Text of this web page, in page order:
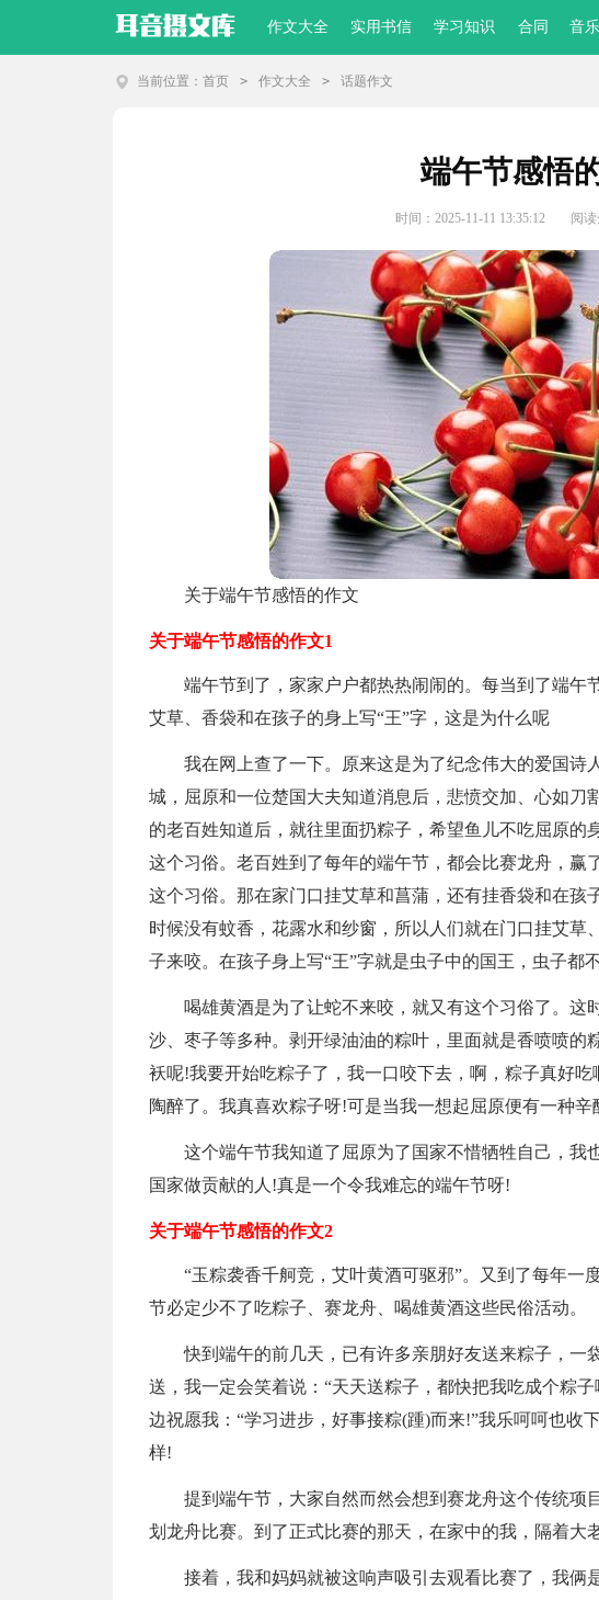
作文大全 实用书信 学习知识 合同 音
当前位置： 首页 > 作文大全 > 话题作文
端午节感悟
时间：2025-11-11 13:35:12 阅
关于端午节感悟的作文
关于端午节感悟的作文1
端午节到了，家家户户都热热闹闹的。每当到了端午
艾草、香袋和在孩子的身上写“王”字，这是为什么呢
我在网上查了一下。原来这是为了纪念伟大的爱国诗
城，屈原和一位楚国大夫知道消息后，悲愤交加、心如刀
的老百姓知道后，就往里面扔粽子，希望鱼儿不吃屈原的
这个习俗。老百姓到了每年的端午节，都会比赛龙舟，赢
这个习俗。那在家门口挂艾草和菖蒲，还有挂香袋和在孩
时候没有蚊香，花露水和纱窗，所以人们就在门口挂艾草
子来咬。在孩子身上写“王”字就是虫子中的国王，虫子都
喝雄黄酒是为了让蛇不来咬，就又有这个习俗了。这
沙、枣子等多种。剥开绿油油的粽叶，里面就是香喷喷的
袄呢!我要开始吃粽子了，我一口咬下去，啊，粽子真好
陶醉了。我真喜欢粽子呀!可是当我一想起屈原便有一种辛
这个端午节我知道了屈原为了国家不惜牺牲自己，我
国家做贡献的人!真是一个令我难忘的端午节呀!
关于端午节感悟的作文2
“玉粽袭香千舸竞，艾叶黄酒可驱邪”。又到了每年一
节必定少不了吃粽子、赛龙舟、喝雄黄酒这些民俗活动。
快到端午的前几天，已有许多亲朋好友送来粽子，一
送，我一定会笑着说：“天天送粽子，都快把我吃成个粽
边祝愿我：“学习进步，好事接粽(踵)而来!”我乐呵呵也收
样!
提到端午节，大家自然而然会想到赛龙舟这个传统项
划龙舟比赛。到了正式比赛的那天，在家中的我，隔着大
接着，我和妈妈就被这响声吸引去观看比赛了，我俩